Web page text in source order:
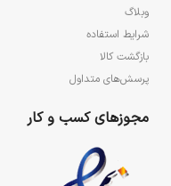
وبلاگ
شرایط استفاده
بازگشت کالا
پرسش‌های متداول
مجوزهای کسب و کار